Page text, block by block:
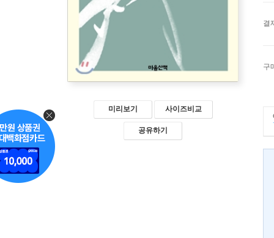
미리보기 사이즈비교
공유하기
결
구